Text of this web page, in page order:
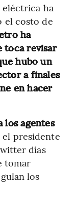
ha
el costo de
ha
toca revisar
hubo un
a finales
en hacer
los agentes
el presidente
días
tomar
los